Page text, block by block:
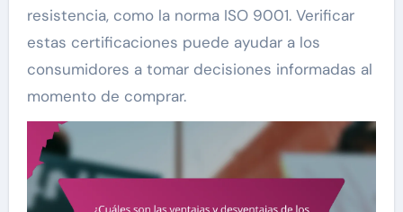
resistencia, como la norma ISO 9001. Verificar
estas certificaciones puede ayudar a los
consumidores a tomar decisiones informadas al
momento de comprar.